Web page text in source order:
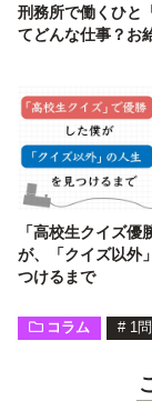
刑務所で働くひと
てどんな仕事？お
「高校生クイズ優
が、「クイズ以外
つけるまで
コラム # 1